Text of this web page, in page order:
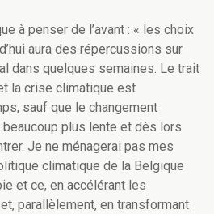
à penser de l’avant : « les choix
aura des répercussions sur
dans quelques semaines. Le trait
la crise climatique est
sauf que le changement
plus lente et dès lors
Je ne ménagerai pas mes
climatique de la Belgique
et ce, en accélérant les
parallèlement, en transformant